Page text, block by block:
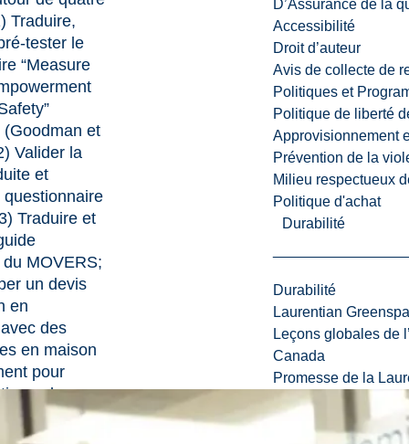
D’Assurance de la
Accessibilité
Droit d’auteur
Avis de collecte de
Politiques et
Politique de liberté
Approvisionnement
Prévention de la
Milieu respectueux
Politique d'achat
Durabilité
Durabilité
Laurentian
Leçons globales de
Canada
Promesse de la
Traduire,
tester le
“Measure
et
Valider la
et
Traduire et
du MOVERS;
un devis
en
des
en maison
pour
de
avantages